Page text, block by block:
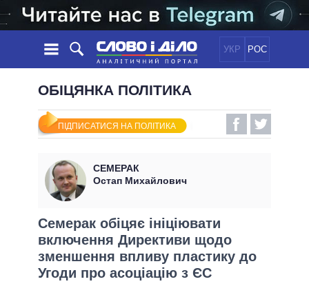
УКР РОС
НОВИНИ
СТРІЧКА
ПОДІЇ
СТАТТІ
ДУМКИ
ОГЛЯДИ
ДАЙДЖЕСТИ
ПОЛІТИКА
ЕКОНОМІКА
СВІТ
ОБIЦЯНКИ
УСІ ПОЛІТИКИ
ПРЕЗИДЕНТ І ОФІС
ВЕРХОВНА РАДА
КАБІНЕТ МІНІСТРІВ
ГОЛОВИ ОБЛАДМІНІСТРАЦІЙ
МЕРИ МІСТ
ІНФОГРАФІКА
ПІДТРИМАТИ
ПОРІВНЯННЯ ПОЛІТИКІВ
ОБІЦЯНКА ПОЛІТИКА
ПІДПИСАТИСЯ НА ПОЛІТИКА
СЕМЕРАК
Остап Михайлович
Семерак обіцяє ініціювати
включення Директиви щодо
зменшення впливу пластику до
Угоди про асоціацію з ЄС